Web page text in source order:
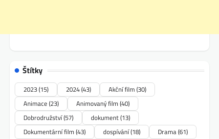
Štítky
2023(15) 2024(43) Akční film (30)
Animace (23) Animovaný film (40)
Dobrodružství(57) dokument(13)
Dokumentární film (43) dospívání(18) Drama(61)